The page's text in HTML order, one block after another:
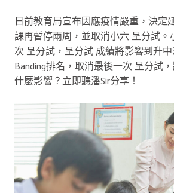
日前教育局宣布因應疫情嚴重，決定
課再暫停兩周，並取消小六 呈分試。
次 呈分試，呈分試 成績將影響到升
Banding排名，取消最後一次 呈分試
什麼影響？立即聽潘Sir分享！